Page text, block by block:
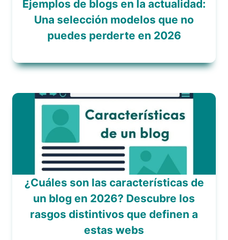
Ejemplos de blogs en la actualidad:
Una selección modelos que no
puedes perderte en 2026
¿Cuáles son las características de
un blog en 2026? Descubre los
rasgos distintivos que definen a
estas webs